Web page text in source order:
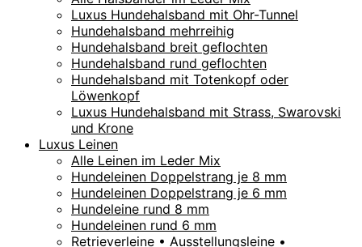
Luxus Hundehalsband mit Ohr-Tunnel
Hundehalsband mehrreihig
Hundehalsband breit geflochten
Hundehalsband rund geflochten
Hundehalsband mit Totenkopf oder
Löwenkopf
Luxus Hundehalsband mit Strass, Swarovski
und Krone
Luxus Leinen
Alle Leinen im Leder Mix
Hundeleinen Doppelstrang je 8 mm
Hundeleinen Doppelstrang je 6 mm
Hundeleine rund 8 mm
Hundeleinen rund 6 mm
Retrieverleine • Ausstellungsleine •